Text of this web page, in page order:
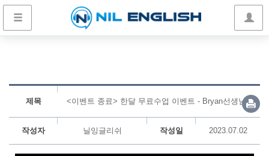
제목 <이벤트 종료> 한달 무료수업 이벤트 - Bryan선생님
작성자 닐잉글리쉬 작성일 2023.07.02